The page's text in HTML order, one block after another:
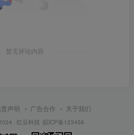
暂无评论内容
声明 广告合作 关于我们
· 红豆科技 皖ICP备123456